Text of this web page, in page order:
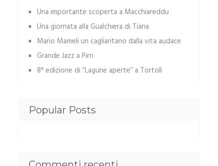
Una importante scoperta a Macchiareddu
Una giornata alla Gualchiera di Tiana
Mario Mameli un cagliaritano dalla vita audace
Grande Jazz a Pirri
8° edizione di “Lagune aperte” a Tortolì
Popular Posts